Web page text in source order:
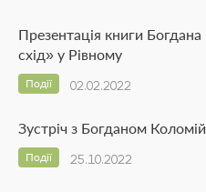
Презентація книги
схід» у Рівному
02.02.2022
Події
Зустріч з Богданом
25.10.2022
Події